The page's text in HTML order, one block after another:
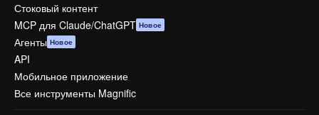
Стоковый контент
MCP для Claude/ChatGPT Новое
Агенты Новое
API
Мобильное приложение
Все инструменты Magnific